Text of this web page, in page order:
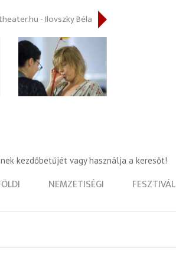
- Ilovszky Béla
kezdőbetűjét vagy használja a keresőt!
NEMZETISÉGI FESZTIVÁL